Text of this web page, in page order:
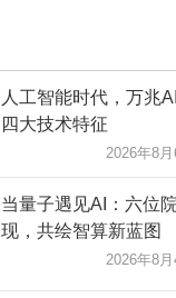
人工智能时代，万兆
四大技术特征
2026年8
当量子遇见AI：六位
现，共绘智算新蓝图
2026年8